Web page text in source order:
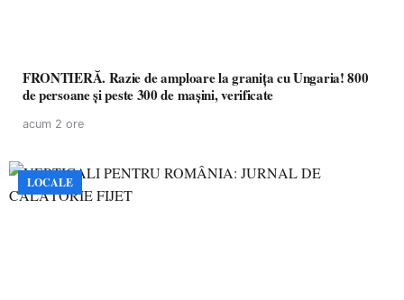
FRONTIERĂ. Razie de amploare la granița cu Ungaria! 800
de persoane și peste 300 de mașini, verificate
acum 2 ore
LOCALE